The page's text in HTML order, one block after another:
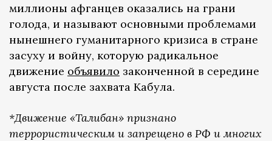
миллионы афганцев оказались на грани
голода, и называют основными проблемами
нынешнего гуманитарного кризиса в стране
засуху и войну, которую радикальное
движение объявило законченной в середине
августа после захвата Кабула.
*Движение «Талибан» признано
террористическим и запрещено в РФ и многих